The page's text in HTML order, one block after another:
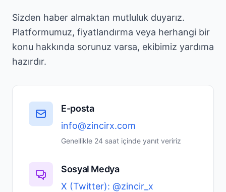
Sizden haber almaktan mutluluk duyarız.
Platformumuz, fiyatlandırma veya herhangi bir
konu hakkında sorunuz varsa, ekibimiz yardıma
hazırdır.
E-posta
info@zincirx.com
Genellikle 24 saat içinde yanıt veririz
Sosyal Medya
X (Twitter): @zincir_x